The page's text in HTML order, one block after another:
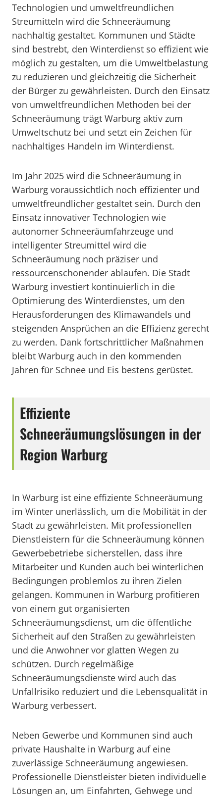
Technologien und umweltfreundlichen
Streumitteln wird die Schneeräumung
nachhaltig gestaltet. Kommunen und Städte
sind bestrebt, den Winterdienst so effizient wie
möglich zu gestalten, um die Umweltbelastung
zu reduzieren und gleichzeitig die Sicherheit
der Bürger zu gewährleisten. Durch den Einsatz
von umweltfreundlichen Methoden bei der
Schneeräumung trägt Warburg aktiv zum
Umweltschutz bei und setzt ein Zeichen für
nachhaltiges Handeln im Winterdienst.
Im Jahr 2025 wird die Schneeräumung in
Warburg voraussichtlich noch effizienter und
umweltfreundlicher gestaltet sein. Durch den
Einsatz innovativer Technologien wie
autonomer Schneeräumfahrzeuge und
intelligenter Streumittel wird die
Schneeräumung noch präziser und
ressourcenschonender ablaufen. Die Stadt
Warburg investiert kontinuierlich in die
Optimierung des Winterdienstes, um den
Herausforderungen des Klimawandels und
steigenden Ansprüchen an die Effizienz gerecht
zu werden. Dank fortschrittlicher Maßnahmen
bleibt Warburg auch in den kommenden
Jahren für Schnee und Eis bestens gerüstet.
Effiziente
Schneeräumungslösungen in der
Region Warburg
In Warburg ist eine effiziente Schneeräumung
im Winter unerlässlich, um die Mobilität in der
Stadt zu gewährleisten. Mit professionellen
Dienstleistern für die Schneeräumung können
Gewerbebetriebe sicherstellen, dass ihre
Mitarbeiter und Kunden auch bei winterlichen
Bedingungen problemlos zu ihren Zielen
gelangen. Kommunen in Warburg profitieren
von einem gut organisierten
Schneeräumungsdienst, um die öffentliche
Sicherheit auf den Straßen zu gewährleisten
und die Anwohner vor glatten Wegen zu
schützen. Durch regelmäßige
Schneeräumungsdienste wird auch das
Unfallrisiko reduziert und die Lebensqualität in
Warburg verbessert.
Neben Gewerbe und Kommunen sind auch
private Haushalte in Warburg auf eine
zuverlässige Schneeräumung angewiesen.
Professionelle Dienstleister bieten individuelle
Lösungen an, um Einfahrten, Gehwege und